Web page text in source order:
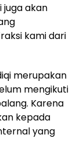
juga akan
kami dari
merupakan
mengikuti
Karena
kepada
yang